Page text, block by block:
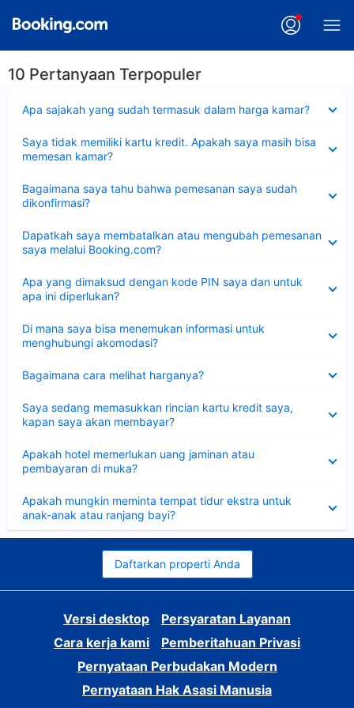
10 Pertanyaan Terpopuler
Apa sajakah yang sudah termasuk dalam harga kamar?
Saya tidak memiliki kartu kredit. Apakah saya masih bisa
memesan kamar?
Bagaimana saya tahu bahwa pemesanan saya sudah
dikonfirmasi?
Dapatkah saya membatalkan atau mengubah pemesanan
saya melalui Booking.com?
Apa yang dimaksud dengan kode PIN saya dan untuk
apa ini diperlukan?
Di mana saya bisa menemukan informasi untuk
menghubungi akomodasi?
Bagaimana cara melihat harganya?
Saya sedang memasukkan rincian kartu kredit saya,
kapan saya akan membayar?
Apakah hotel memerlukan uang jaminan atau
pembayaran di muka?
Apakah mungkin meminta tempat tidur ekstra untuk
anak-anak atau ranjang bayi?
Daftarkan properti Anda
Versi desktop
Persyaratan Layanan
Cara kerja kami
Pemberitahuan Privasi
Pernyataan Perbudakan Modern
Pernyataan Hak Asasi Manusia